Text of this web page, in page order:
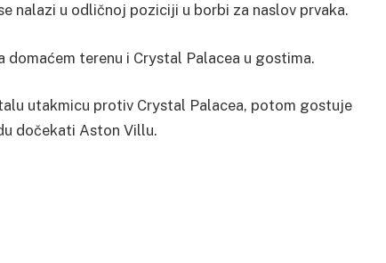
nalazi u odličnoj poziciji u borbi za naslov prvaka.
terenu i Crystal Palacea u gostima.
utakmicu protiv Crystal Palacea, potom gostuje
dočekati Aston Villu.